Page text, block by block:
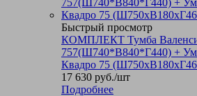
Быстрый просмотр
КОМПЛЕКТ Тумба
757(Ш740*В840*Г440) +
Квадро 75
17 630 руб./шт
Подробнее